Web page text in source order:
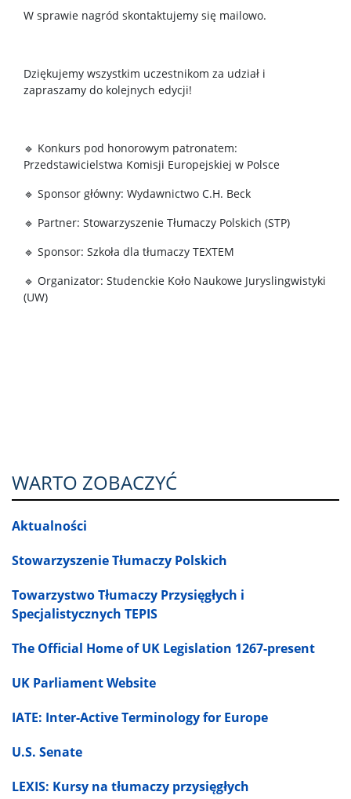
W sprawie nagród skontaktujemy się mailowo.
Dziękujemy wszystkim uczestnikom za udział i
zapraszamy do kolejnych edycji!
🔹 Konkurs pod honorowym patronatem:
Przedstawicielstwa Komisji Europejskiej w Polsce
🔹 Sponsor główny: Wydawnictwo C.H. Beck
🔹 Partner: Stowarzyszenie Tłumaczy Polskich (STP)
🔹 Sponsor: Szkoła dla tłumaczy TEXTEM
🔹 Organizator: Studenckie Koło Naukowe Juryslingwistyki
(UW)
WARTO ZOBACZYĆ
Aktualności
Stowarzyszenie Tłumaczy Polskich
Towarzystwo Tłumaczy Przysięgłych i
Specjalistycznych TEPIS
The Official Home of UK Legislation 1267-present
UK Parliament Website
IATE: Inter-Active Terminology for Europe
U.S. Senate
LEXIS: Kursy na tłumaczy przysięgłych